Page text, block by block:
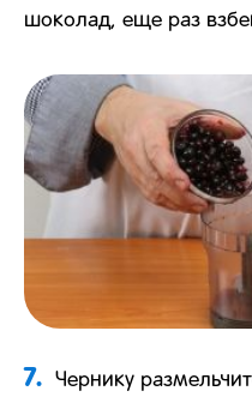
шоколад, еще раз
7.
Чернику